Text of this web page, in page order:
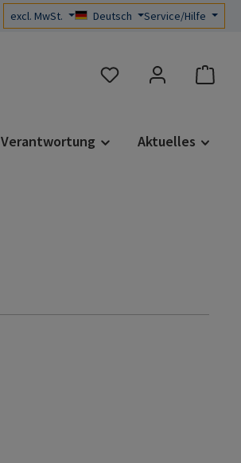
excl. MwSt. Deutsch Service/Hilfe
Du hast 0 Produkte auf
Verantwortung Aktuelles